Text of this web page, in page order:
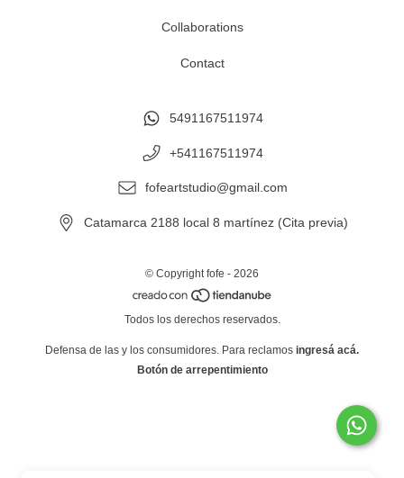
Collaborations
Contact
5491167511974
+541167511974
fofeartstudio@gmail.com
Catamarca 2188 local 8 martínez (Cita previa)
© Copyright fofe - 2026
Todos los derechos reservados.
Defensa de las y los consumidores. Para reclamos ingresá acá.
Botón de arrepentimiento